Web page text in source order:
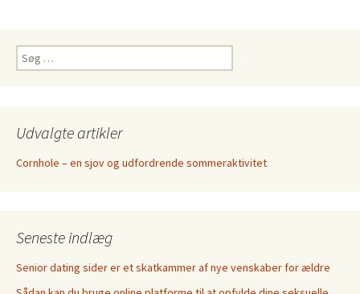
Søg
efter:
Udvalgte artikler
Cornhole – en sjov og udfordrende sommeraktivitet
Seneste indlæg
Senior dating sider er et skatkammer af nye venskaber for ældre